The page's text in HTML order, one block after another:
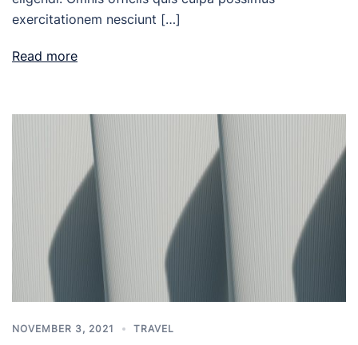
exercitationem nesciunt […]
Read more
NOVEMBER 3, 2021 TRAVEL